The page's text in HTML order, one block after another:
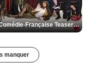
De la Comédie-Française Teaser VF
manquer